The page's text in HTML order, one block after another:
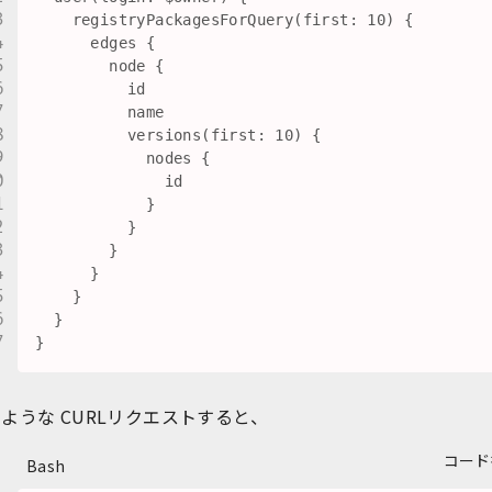
    registryPackagesForQuery(first: 10) {
      edges {
        node {
          id
          name
          versions(first: 10) {
            nodes {
              id
            }
          }
        }
      }
    }
  }
うな CURLリクエストすると、
コー
Bash